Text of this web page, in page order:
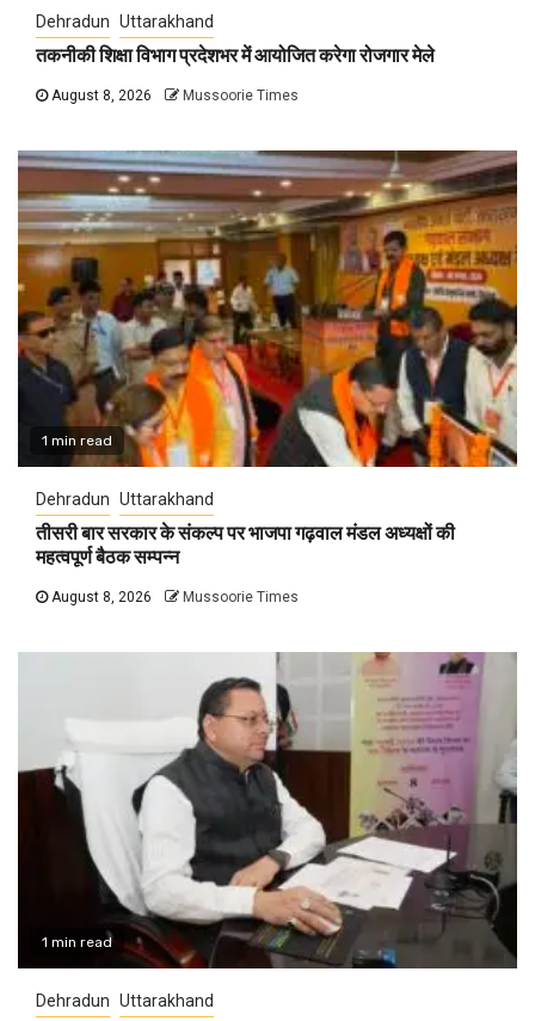
Dehradun Uttarakhand
तकनीकी शिक्षा विभाग प्रदेशभर में आयोजित करेगा रोजगार मेले
August 8, 2026 Mussoorie Times
1 min read
Dehradun Uttarakhand
तीसरी बार सरकार के संकल्प पर भाजपा गढ़वाल मंडल अध्यक्षों की
महत्वपूर्ण बैठक सम्पन्न
August 8, 2026 Mussoorie Times
1 min read
Dehradun Uttarakhand